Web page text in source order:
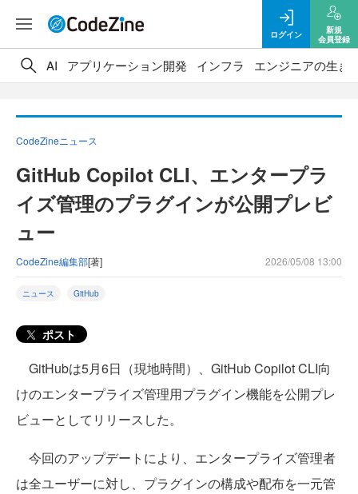
ログイン
新規
会員登録
AI アプリケーション開発 インフラ エンジニアの生き
CodeZineニュース
GitHub Copilot CLI、エンタープラ
イズ管理のプラグインが公開プレビ
ュー
CodeZine編集部[著] 2026/05/08 13:00
ニュース GitHub
ポスト
GitHubは5月6日（現地時間）、GitHub Copilot CLI向
けのエンタープライズ管理用プラグイン機能を公開プレ
ビューとしてリリースした。
今回のアップデートにより、エンタープライズ管理者
は全ユーザーに対し、プラグインの構成や配布を一元管